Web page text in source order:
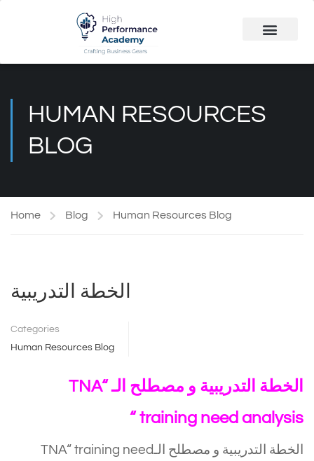
HUMAN RESOURCES
BLOG
Home Blog Human Resources Blog
الخطة التدريبية
Categories
Human Resources Blog
الخطة التدريبية و مصطلح الـTNA “
training need analysis
“
الخطة التدريبية و مصطلح الـTNA“ training need